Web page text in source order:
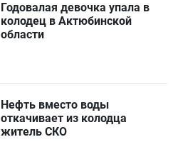
Годовалая девочка упала в
колодец в Актюбинской
области
Нефть вместо воды
откачивает из колодца
житель СКО